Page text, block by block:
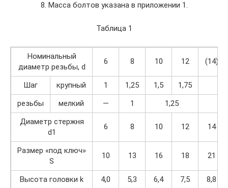
8. Масса болтов указана в приложении 1.
Таблица 1
Номинальный
диаметр резьбы, d
6 8 10 12 (14)
Шаг крупный 1 1,25 1,5 1,75
резьбы
мелкий — 1
1,25
Диаметр стержня
d1
6 8 10 12 14
Размер «под ключ»
S
10 13 16 18 21
Высота головки k 4,0 5,3 6,4 7,5
8,8